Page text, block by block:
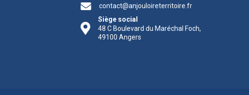
contact@anjouloireterritoire.fr
Siège social
48 C Boulevard du Maréchal Foch,
49100 Angers